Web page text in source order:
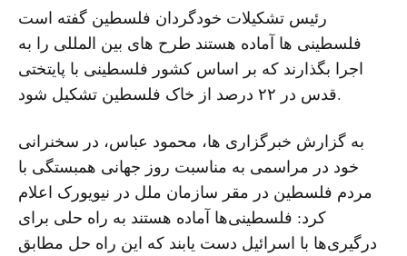
رئیس تشکیلات خودگردان فلسطین گفته است
فلسطینی ها آماده هستند طرح های بین المللی را به
اجرا بگذارند که بر اساس کشور فلسطینی با پایتختی
قدس در ۲۲ درصد از خاک فلسطین تشکیل شود.
به گزارش خبرگزاری ها، محمود عباس، در سخنرانی
خود در مراسمی به مناسبت روز جهانی همبستگی با
مردم فلسطین در مقر سازمان ملل در نیویورک اعلام
کرد: فلسطینی‌ها آماده هستند به راه حلی برای
درگیری‌ها با اسرائیل دست یابند که این راه حل مطابق